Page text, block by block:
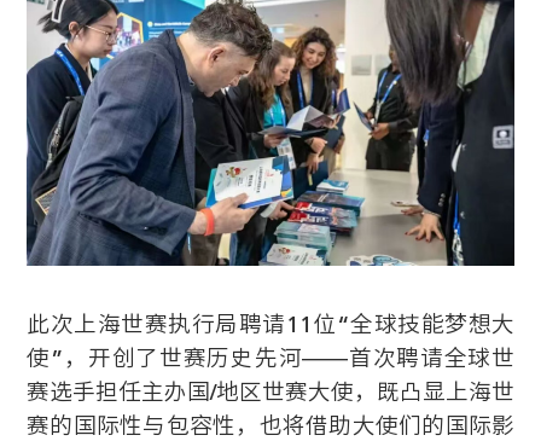
此次上海世赛执行局聘请11位“全球技能梦想大
使”，开创了世赛历史先河——首次聘请全球世
赛选手担任主办国/地区世赛大使，既凸显上海世
赛的国际性与包容性，也将借助大使们的国际影